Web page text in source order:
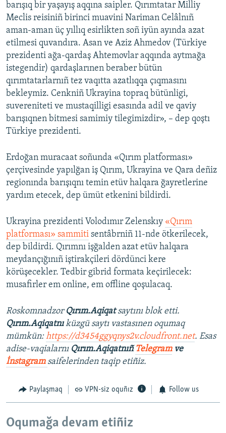
barışıq bir yaşayış aqqına saipler. Qırımtatar Milliy
Meclis reisiniñ birinci muavini Nariman Celâlnıñ
aman-aman üç yıllıq esirlikten soñ iyün ayında azat
etilmesi quvandıra. Asan ve Aziz Ahmedov (Türkiye
prezidenti ağa-qardaş Ahtemovlar aqqında aytmağa
istegendir) qardaşlarınen beraber bütün
qırımtatarlarnıñ tez vaqıtta azatlıqqa çıqmasını
bekleymiz. Cenkniñ Ukrayina topraq bütünligi,
suvereniteti ve mustaqilligi esasında adil ve qaviy
barışıqnen bitmesi samimiy tilegimizdir», – dep qoştı
Türkiye prezidenti.
Erdoğan muracaat soñunda «Qırım platforması»
çerçivesinde yapılğan iş Qırım, Ukrayina ve Qara deñiz
regionında barışıqnı temin etüv halqara ğayretlerine
yardım etecek, dep ümüt etkenini bildirdi.
Ukrayina prezidenti Volodımır Zelenskıy «Qırım
platforması» sammiti sentâbrniñ 11-nde ötkerilecek,
dep bildirdi. Qırımnı işğalden azat etüv halqara
meydançığınıñ iştirakçileri dördünci kere
körüşecekler. Tedbir gibrid formata keçirilecek:
musafirler em online, em offline qoşulacaq.
Roskomnadzor Qırım.Aqiqatsaytını blok etti.
Qırım.Aqiqatnıküzgü saytı vastasınen oqumaq
mümkün:https://d3454ggyqnys2v.cloudfront.net. Esas
adise-vaqialarnı Qırım.Aqiqatnıñ Telegramve
İnstagram saifelerinden taqip etiñiz.
Paylaşmaq VPN-siz oquñız Follow us
Oqumağa devam etiñiz